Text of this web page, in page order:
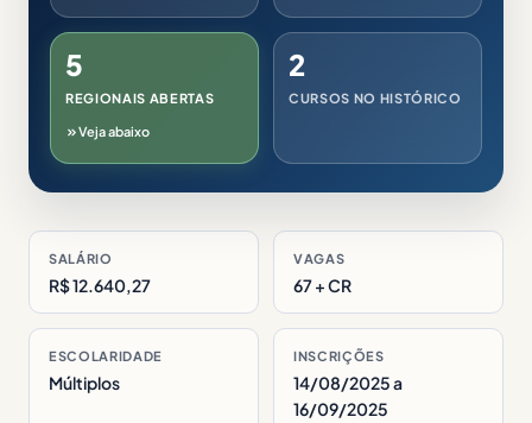
5
REGIONAIS ABERTAS
Veja abaixo
2
CURSOS NO HISTÓRICO
SALÁRIO
R$ 12.640,27
VAGAS
67 + CR
ESCOLARIDADE
Múltiplos
INSCRIÇÕES
14/08/2025 a
16/09/2025